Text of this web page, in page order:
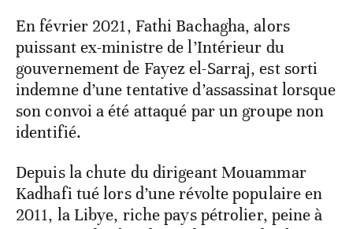
En février 2021, Fathi Bachagha, alors
puissant ex-ministre de l’Intérieur du
gouvernement de Fayez el-Sarraj, est sorti
indemne d’une tentative d’assassinat lorsque
son convoi a été attaqué par un groupe non
identifié.
Depuis la chute du dirigeant Mouammar
Kadhafi tué lors d’une révolte populaire en
2011, la Libye, riche pays pétrolier, peine à